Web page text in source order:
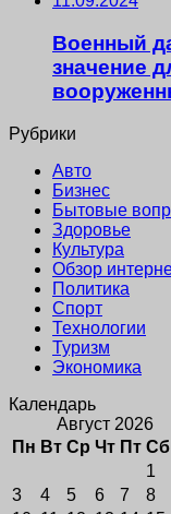
Военный
значение
Рубрики
Авто
Бизнес
Бытовые
Здоровье
Культура
Обзор
Политика
Спорт
Технологии
Туризм
Экономика
Календарь
Август 2026
Пн Вт Ср Чт Пт Сб
1
3
4 5 6 7 8